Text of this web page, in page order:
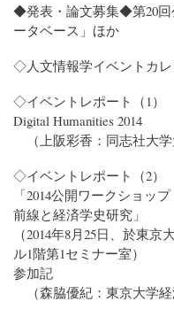
◆発表・論文募集◆第20回
ータベース」ほか
◇人文情報学イベントカレ
◇イベントレポート（1）
Digital Humanities 2014
（上阪彩香：同志社大学
◇イベントレポート（2）
「2014公開ワークショッ
前線と経済学史研究」
（2014年8月25日、於東
ル1階第1セミナー室）
参加記
（森脇優紀：東京大学経